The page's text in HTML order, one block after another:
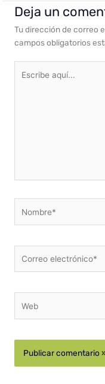
Deja un
Tu dirección de correo
campos obligatorios
aquí...
electrónico*